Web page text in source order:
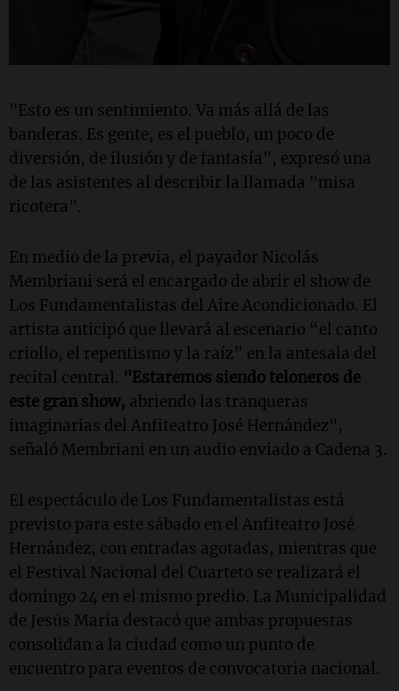
"Esto es un sentimiento. Va más allá de las
banderas. Es gente, es el pueblo, un poco de
diversión, de ilusión y de fantasía", expresó una
de las asistentes al describir la llamada "misa
ricotera".
En medio de la previa, el payador Nicolás
Membriani será el encargado de abrir el show de
Los Fundamentalistas del Aire Acondicionado. El
artista anticipó que llevará al escenario “el canto
criollo, el repentismo y la raíz” en la antesala del
recital central. "Estaremos siendo teloneros de
este gran show, abriendo las tranqueras
imaginarias del Anfiteatro José Hernández",
señaló Membriani en un audio enviado a Cadena 3.
El espectáculo de Los Fundamentalistas está
previsto para este sábado en el Anfiteatro José
Hernández, con entradas agotadas, mientras que
el Festival Nacional del Cuarteto se realizará el
domingo 24 en el mismo predio. La Municipalidad
de Jesús María destacó que ambas propuestas
consolidan a la ciudad como un punto de
encuentro para eventos de convocatoria nacional.